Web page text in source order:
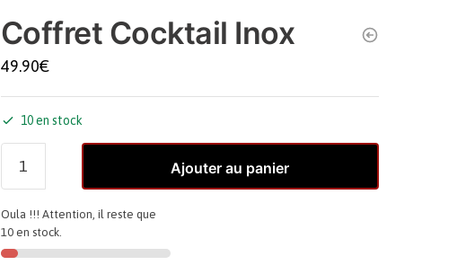
Coffret Cocktail Inox
49.90€
10 en stock
Ajouter au panier
Oula !!! Attention, il reste que
10 en stock.